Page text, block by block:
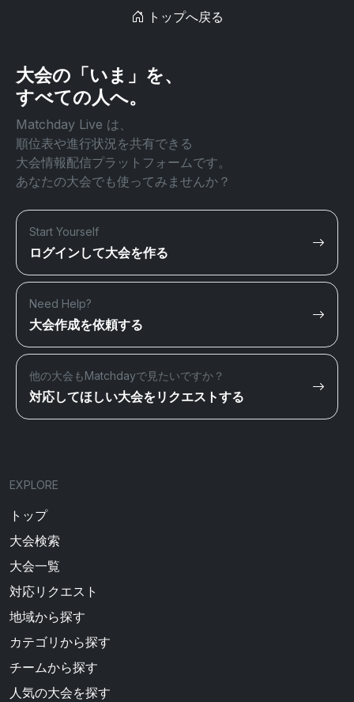
トップへ戻る
大会の「いま」を、
すべての人へ。
Matchday Live は、
順位表や進行状況を共有できる
大会情報配信プラットフォームです。
あなたの大会でも使ってみませんか？
Start Yourself
ログインして大会を作る
Need Help?
大会作成を依頼する
他の大会もMatchdayで見たいですか？
対応してほしい大会をリクエストする
EXPLORE
トップ
大会検索
大会一覧
対応リクエスト
地域から探す
カテゴリから探す
チームから探す
人気の大会を探す